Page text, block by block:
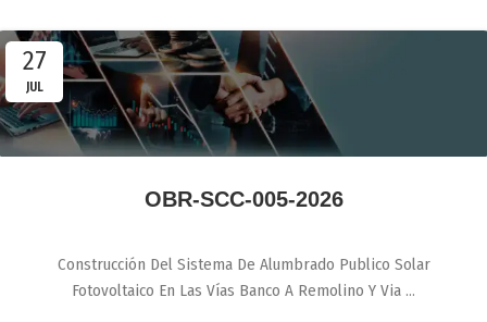
27
JUL
OBR-SCC-005-2026
Construcción Del Sistema De Alumbrado Publico Solar
Fotovoltaico En Las Vías Banco A Remolino Y Via ...